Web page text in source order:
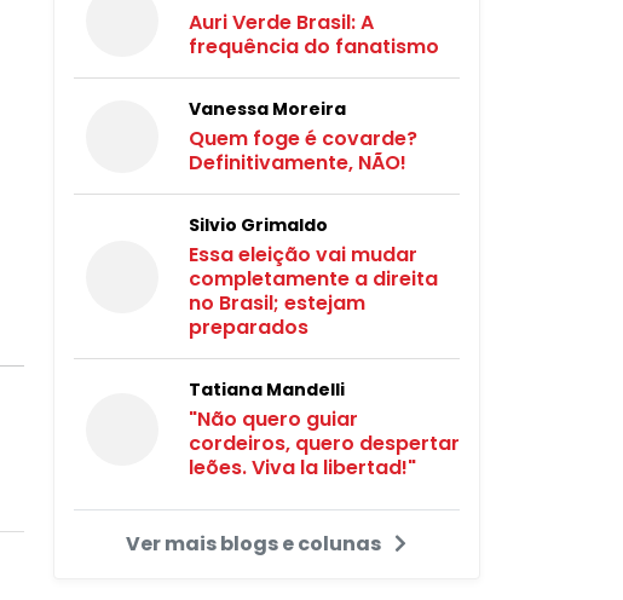
Auri Verde Brasil: A
frequência do fanatismo
Vanessa Moreira
Quem foge é covarde?
Definitivamente, NÃO!
Silvio Grimaldo
Essa eleição vai mudar
completamente a direita
no Brasil; estejam
preparados
Tatiana Mandelli
"Não quero guiar
cordeiros, quero despertar
leões. Viva la libertad!"
Ver mais blogs e colunas